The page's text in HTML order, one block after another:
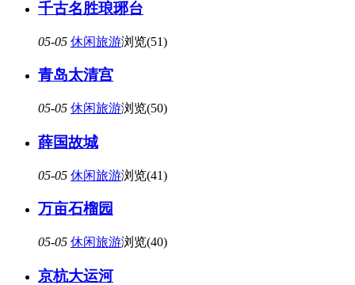
千古名胜琅琊台
05-05 休闲旅游浏览(51)
青岛太清宫
05-05 休闲旅游浏览(50)
薛国故城
05-05 休闲旅游浏览(41)
万亩石榴园
05-05 休闲旅游浏览(40)
京杭大运河